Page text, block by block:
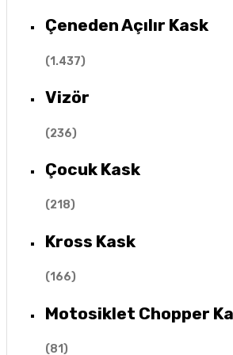
Çeneden Açılır Kask
(1.437)
Vizör
(236)
Çocuk Kask
(218)
Kross Kask
(166)
Motosiklet Chopper
(81)